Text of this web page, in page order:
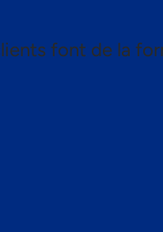
font de la